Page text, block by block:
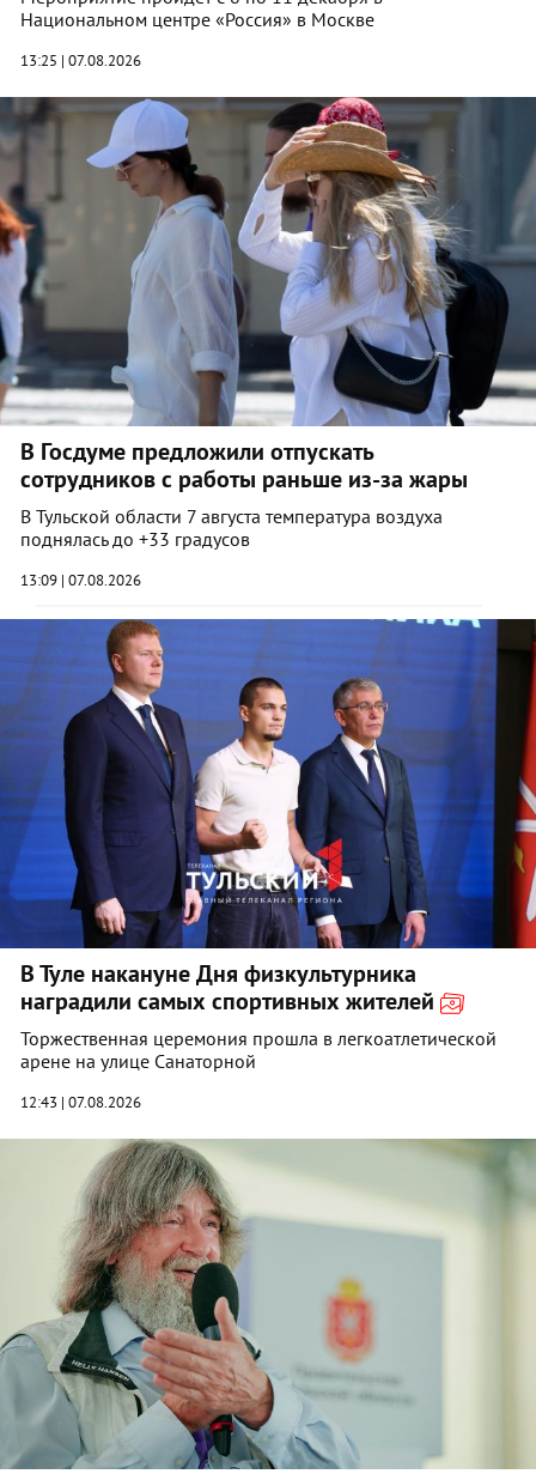
Национальном центре «Россия» в Москве
13:25 | 07.08.2026
В Госдуме предложили отпускать
сотрудников с работы раньше из-за жары
В Тульской области 7 августа температура воздуха
поднялась до +33 градусов
13:09 | 07.08.2026
В Туле накануне Дня физкультурника
наградили самых спортивных жителей
Торжественная церемония прошла в легкоатлетической
арене на улице Санаторной
12:43 | 07.08.2026